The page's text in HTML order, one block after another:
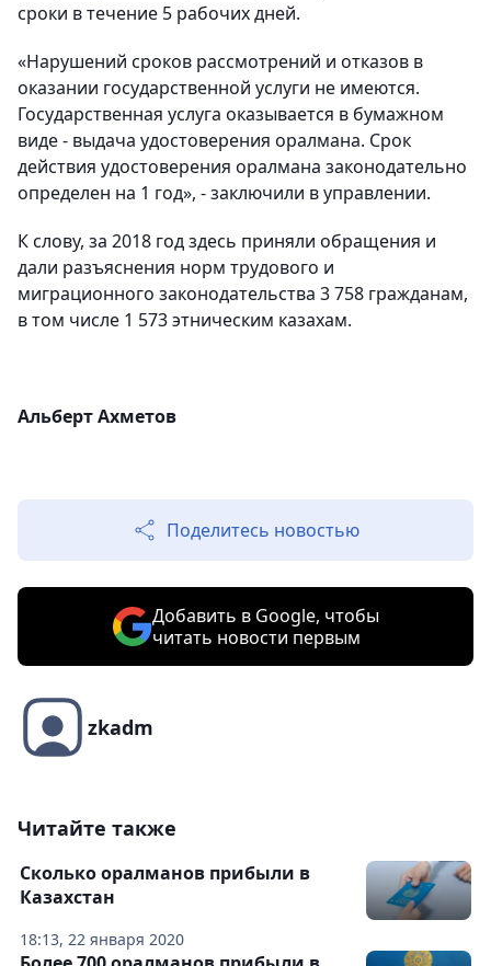
сроки в течение 5 рабочих дней.
«Нарушений сроков рассмотрений и отказов в
оказании государственной услуги не имеются.
Государственная услуга оказывается в бумажном
виде - выдача удостоверения оралмана. Срок
действия удостоверения оралмана законодательно
определен на 1 год», - заключили в управлении.
К слову, за 2018 год здесь приняли обращения и
дали разъяснения норм трудового и
миграционного законодательства 3 758 гражданам,
в том числе 1 573 этническим казахам.
Альберт Ахметов
Поделитесь новостью
Добавить в Google, чтобы
читать новости первым
zkadm
Читайте также
18:13, 22 января 2020
Сколько оралманов прибыли в
Казахстан